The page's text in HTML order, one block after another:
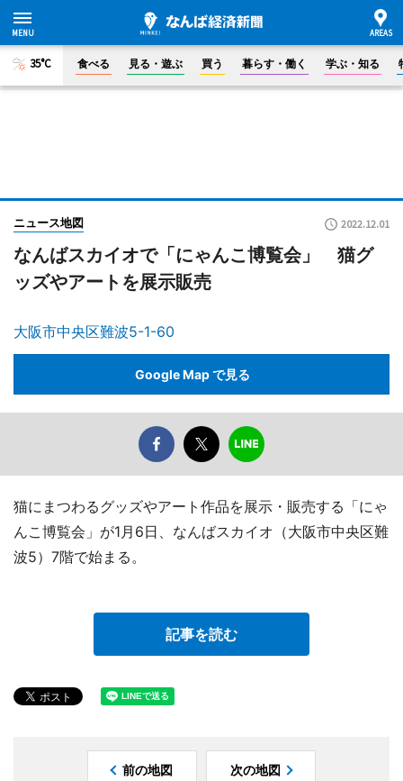
35°C 食べる 見る・遊ぶ 買う 暮らす・働く 学ぶ・知る
ニュース地図 2022.12.01
なんばスカイオで「にゃんこ博覧会」 猫グ
ッズやアートを展示販売
大阪市中央区難波5-1-60
Google Map で見る
猫にまつわるグッズやアート作品を展示・販売する「にゃ
んこ博覧会」が1月6日、なんばスカイオ（大阪市中央区難
波5）7階で始まる。
記事を読む
前の地図 次の地図